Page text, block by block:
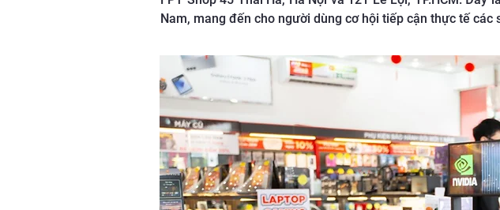
Nam, mang đến cho người dùng cơ hội tiếp cận thực tế